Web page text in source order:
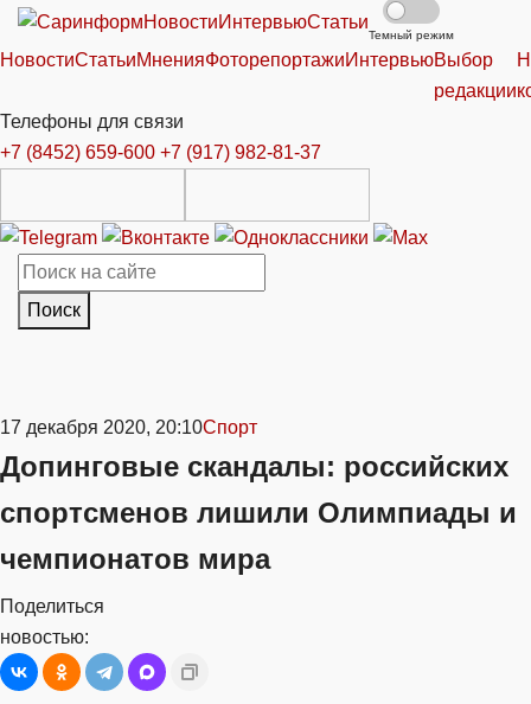
НовостиИнтервьюСтатьи
Темный режим
НовостиСтатьиМненияФоторепортажиИнтервьюВыбор
редакции
Телефоны для связи
+7 (8452) 659-600 +7 (917) 982-81-37
Поиск
17 декабря 2020, 20:10Спорт
Допинговые скандалы: российских
спортсменов лишили Олимпиады и
чемпионатов мира
Поделиться
новостью: